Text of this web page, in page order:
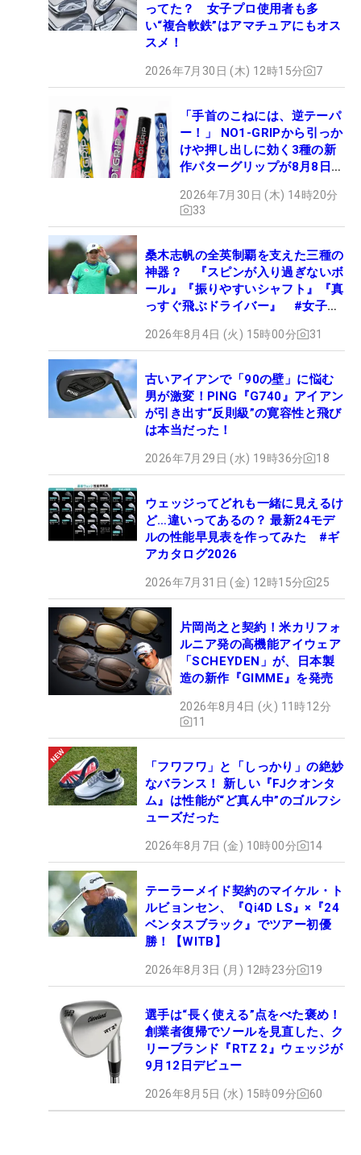
ってた？ 女子プロ使用者も多
い“複合軟鉄”はアマチュアにもオス
スメ！
2026年7月30日 (木) 12時15分 7
「手首のこねには、逆テーパ
ー！」 NO1-GRIPから引っか
けや押し出しに効く3種の新
作パターグリップが8月8日デ
2026年7月30日 (木) 14時20分
33
桑木志帆の全英制覇を支えた三種の
神器？ 『スピンが入り過ぎないボ
ール』『振りやすいシャフト』『真
っすぐ飛ぶドライバー』 #女子プ
2026年8月4日 (火) 15時00分 31
古いアイアンで「90の壁」に悩む
男が激変！PING『G740』アイアン
が引き出す“反則級”の寛容性と飛び
は本当だった！
2026年7月29日 (水) 19時36分 18
ウェッジってどれも一緒に見えるけ
ど…違いってあるの？ 最新24モデ
ルの性能早見表を作ってみた #ギ
アカタログ2026
2026年7月31日 (金) 12時15分 25
片岡尚之と契約！米カリフォ
ルニア発の高機能アイウェア
「SCHEYDEN」が、日本製
造の新作『GIMME』を発売
2026年8月4日 (火) 11時12分
11
「フワフワ」と「しっかり」の絶妙
なバランス！ 新しい『FJクオンタ
ム』は性能が“ど真ん中”のゴルフシ
ューズだった
2026年8月7日 (金) 10時00分 14
テーラーメイド契約のマイケル・ト
ルビョンセン、『Qi4D LS』×『24
ベンタスブラック』でツアー初優
勝！【WITB】
2026年8月3日 (月) 12時23分 19
選手は“長く使える”点をべた褒め！
創業者復帰でソールを見直した、ク
リーブランド『RTZ 2』ウェッジが
9月12日デビュー
2026年8月5日 (水) 15時09分 60